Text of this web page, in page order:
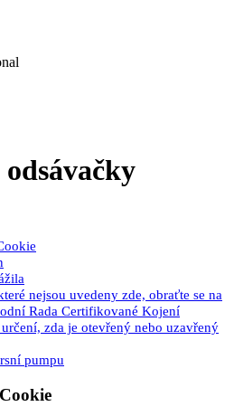
nejsou uvedeny zde, obraťte se na
Rada Certifikované Kojení
zda je otevřený nebo uzavřený
pumpu